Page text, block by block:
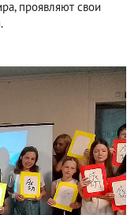
проявляют свои